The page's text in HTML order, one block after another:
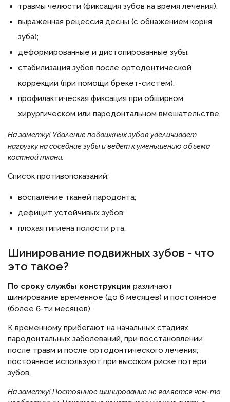
травмы челюсти (фиксация зубов на время лечения);
выраженная рецессия десны (с обнажением корня
зуба);
деформированные и дистопированные зубы;
стабилизация зубов после ортодонтической
коррекции (при помощи брекет-систем);
профилактическая фиксация при обширном
хирургическом или пародонтальном вмешательстве.
На заметку! Удаление подвижных зубов увеличивает
нагрузку на соседние зубы и ведет к уменьшению объема
костной ткани.
Список противопоказаний:
воспаление тканей пародонта;
дефицит устойчивых зубов;
плохая гигиена полости рта.
Шинирование подвижных зубов - что
это такое?
По сроку службы конструкции различают
шинирование временное (до 6 месяцев) и постоянное
(более 6-ти месяцев).
К временному прибегают на начальных стадиях
пародонтальных заболеваний, при восстановлении
после травм и после ортодонтического лечения;
постоянное используют при высоком риске потери
зубов.
На заметку!Постоянное шинирование не является чем-то